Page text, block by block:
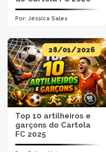
Por: Jéssica Sales
28/01/2026
Top 10 artilheiros e
garçons do Cartola
FC 2025